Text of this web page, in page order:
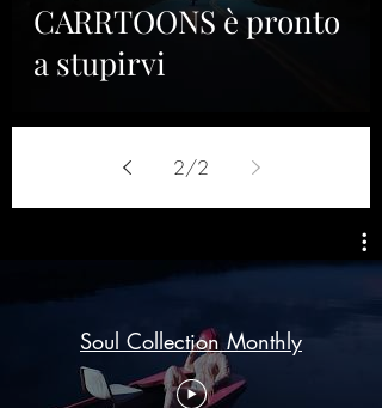
CARRTOONS è pronto
a stupirvi
2/2
Soul Collection Monthly